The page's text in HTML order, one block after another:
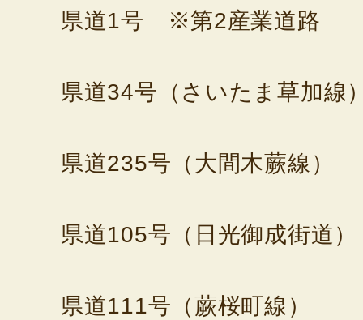
県道1号 ※第2産業道路
県道34号（さいたま草加線
県道235号（大間木蕨線）
県道105号（日光御成街道）
県道111号（蕨桜町線）